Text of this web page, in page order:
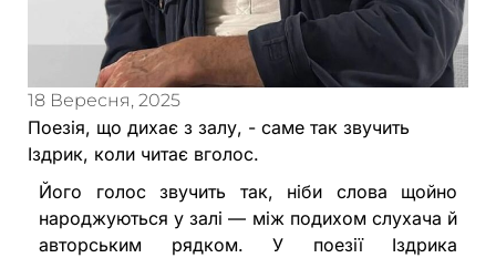
18 Вересня, 2025
Поезія, що дихає з залу, - саме так звучить
Іздрик, коли читає вголос.
Його голос звучить так, ніби слова щойно
народжуються у залі — між подихом слухача й
авторським рядком. У поезії Іздрика